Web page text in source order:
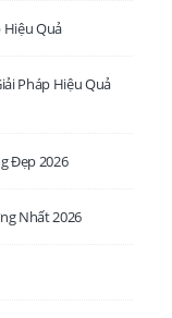
Hiệu Quả
Pháp Hiệu Quả
Đẹp 2026
Nhất 2026